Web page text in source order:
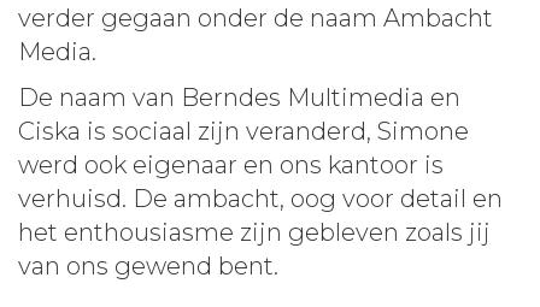
verder gegaan onder de naam Ambacht
Media.
De naam van Berndes Multimedia en
Ciska is sociaal zijn veranderd, Simone
werd ook eigenaar en ons kantoor is
verhuisd. De ambacht, oog voor detail en
het enthousiasme zijn gebleven zoals jij
van ons gewend bent.